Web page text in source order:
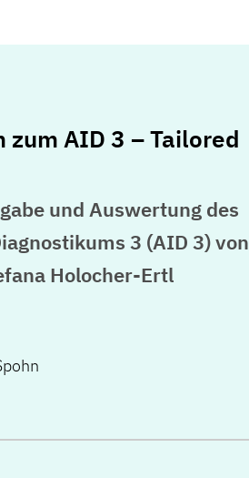
AID 3 – Tailored
und Auswertung des
3 (AID 3) von
Holocher-Ertl